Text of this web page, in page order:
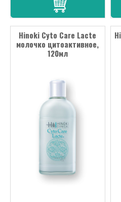
Hinoki Cyto Сare Lacte
молочко цитоактивное,
120мл